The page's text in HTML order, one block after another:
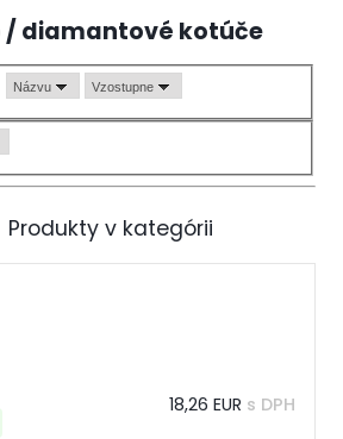
/ diamantové kotúče
Názvu Vzostupne
18,26 EUR s DPH